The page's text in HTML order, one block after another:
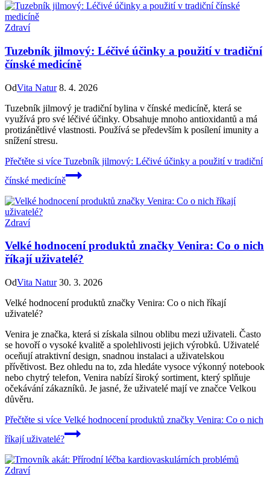
Zdraví
Tuzebník jilmový: Léčivé účinky a použití v tradiční
čínské medicíně
OdVita Natur 8. 4. 2026
Tuzebník jilmový je tradiční bylina v čínské medicíně, která se
využívá pro své léčivé účinky. Obsahuje mnoho antioxidantů a má
protizánětlivé vlastnosti. Používá se především k posílení imunity a
snížení stresu.
Přečtěte si více Tuzebník jilmový: Léčivé účinky a použití v tradiční
čínské medicíně
Zdraví
Velké hodnocení produktů značky Venira: Co o nich
říkají uživatelé?
OdVita Natur 30. 3. 2026
Velké hodnocení produktů značky Venira: Co o nich říkají
uživatelé?
Venira je značka, která si získala silnou oblibu mezi uživateli. Často
se hovoří o vysoké kvalitě a spolehlivosti jejich výrobků. Uživatelé
oceňují atraktivní design, snadnou instalaci a uživatelskou
přívětivost. Bez ohledu na to, zda hledáte vysoce výkonný notebook
nebo chytrý telefon, Venira nabízí široký sortiment, který splňuje
očekávání zákazníků. Je jasné, že uživatelé mají ve značce Velkou
důvěru.
Přečtěte si více Velké hodnocení produktů značky Venira: Co o nich
říkají uživatelé?
Zdraví